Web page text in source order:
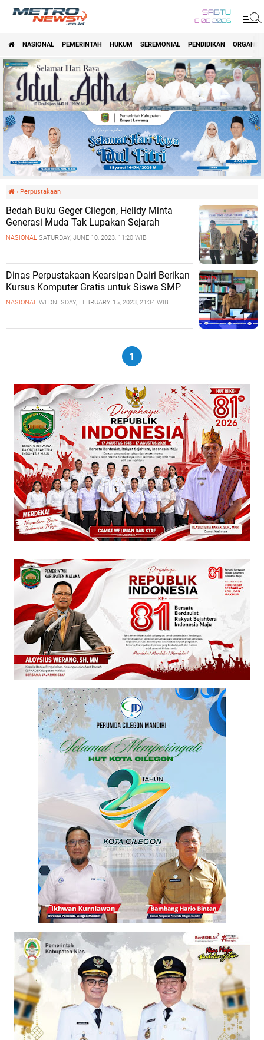
SABTU
8 08 2026
NASIONAL PEMERINTAH HUKUM SEREMONIAL PENDIDIKAN
› Perpustakaan
Bedah Buku Geger Cilegon, Helldy Minta
Generasi Muda Tak Lupakan Sejarah
NASIONAL SATURDAY, JUNE 10, 2023, 11:20 WIB
Dinas Perpustakaan Kearsipan Dairi Berikan
Kursus Komputer Gratis untuk Siswa SMP
NASIONAL WEDNESDAY, FEBRUARY 15, 2023, 21:34 WIB
1